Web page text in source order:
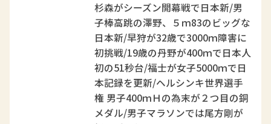
杉森がシーズン開幕戦で日本新/男
子棒高跳の澤野、５ｍ83のビッグな
日本新/早狩が32歳で3000ｍ障害に
初挑戦/19歳の丹野が400ｍで日本人
初の51秒台/福士が女子5000ｍで日
本記録を更新/ヘルシンキ世界選手
権 男子400ｍＨの為末が２つ目の銅
メダル/男子マラソンでは尾方剛が